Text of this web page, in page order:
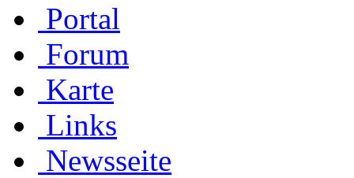
Portal
Forum
Karte
Links
Newsseite